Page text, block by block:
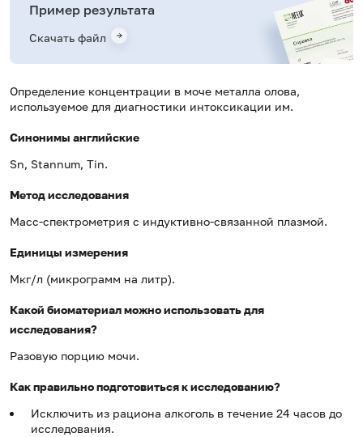
Определение концентрации в моче металла олова,
используемое для диагностики интоксикации им.
Синонимы английские
Sn, Stannum, Tin.
Метод исследования
Масс-спектрометрия с индуктивно-связанной плазмой.
Единицы измерения
Мкг/л (микрограмм на литр).
Какой биоматериал можно использовать для
исследования?
Разовую порцию мочи.
Как правильно подготовиться к исследованию?
Исключить из рациона алкоголь в течение 24 часов до
исследования.
Пример результата
Скачать файл